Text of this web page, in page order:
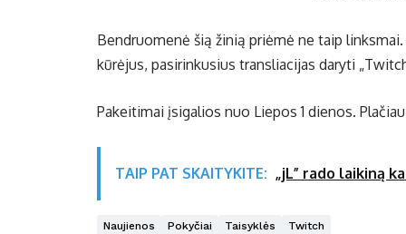
Bendruomenė šią žinią priėmė ne taip
kūrėjus, pasirinkusius transliacijas daryti
Pakeitimai įsigalios nuo Liepos 1 dienos.
TAIP PAT SKAITYKITE: „jL” rado laikiną
Naujienos Pokyčiai Taisyklės Twitch